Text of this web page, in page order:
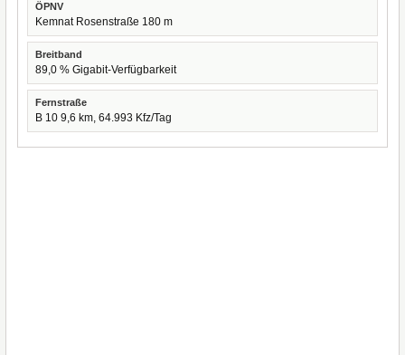
ÖPNV
Kemnat Rosenstraße 180 m
Breitband
89,0 % Gigabit-Verfügbarkeit
Fernstraße
B 10 9,6 km, 64.993 Kfz/Tag